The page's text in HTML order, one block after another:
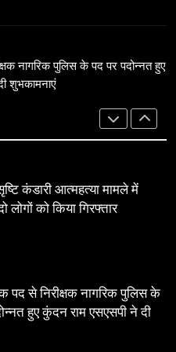
लोगों को किया गिरफ्तार
नागरिक पुलिस के पद पर पदोन्नत हुए
शुभकामनाएं
कार्यकर्ती पुरस्कार के लिए 35
होगा राज्य स्तरीय सम्मान समारोह*
कंडारी आत्महत्या मामले में
लोगों को किया गिरफ्तार
पद से निरीक्षक नागरिक पुलिस के
हुए कुंदन राम एसएसपी ने दी